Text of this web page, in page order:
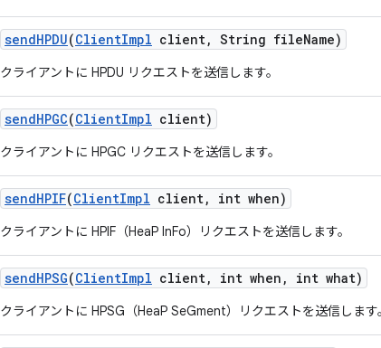
sendHPDU(ClientImpl client, String fileName)
クライアントに HPDU リクエストを送信します。
sendHPGC(ClientImpl client)
クライアントに HPGC リクエストを送信します。
sendHPIF(ClientImpl client, int when)
クライアントに HPIF（HeaP InFo）リクエストを送信します。
sendHPSG(ClientImpl client, int when , int what)
クライアントに HPSG（HeaP SeGment）リクエストを送信します。